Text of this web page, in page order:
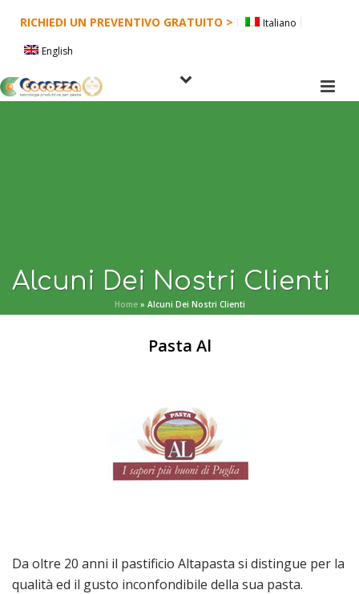
RICHIEDI UN PREVENTIVO GRATUITO > Italiano
English
Alcuni Dei Nostri Clienti
Home» Alcuni Dei Nostri Clienti
Pasta Al
Da oltre 20 anni il pastificio Altapasta si distingue per la
qualità ed il gusto inconfondibile della sua pasta.